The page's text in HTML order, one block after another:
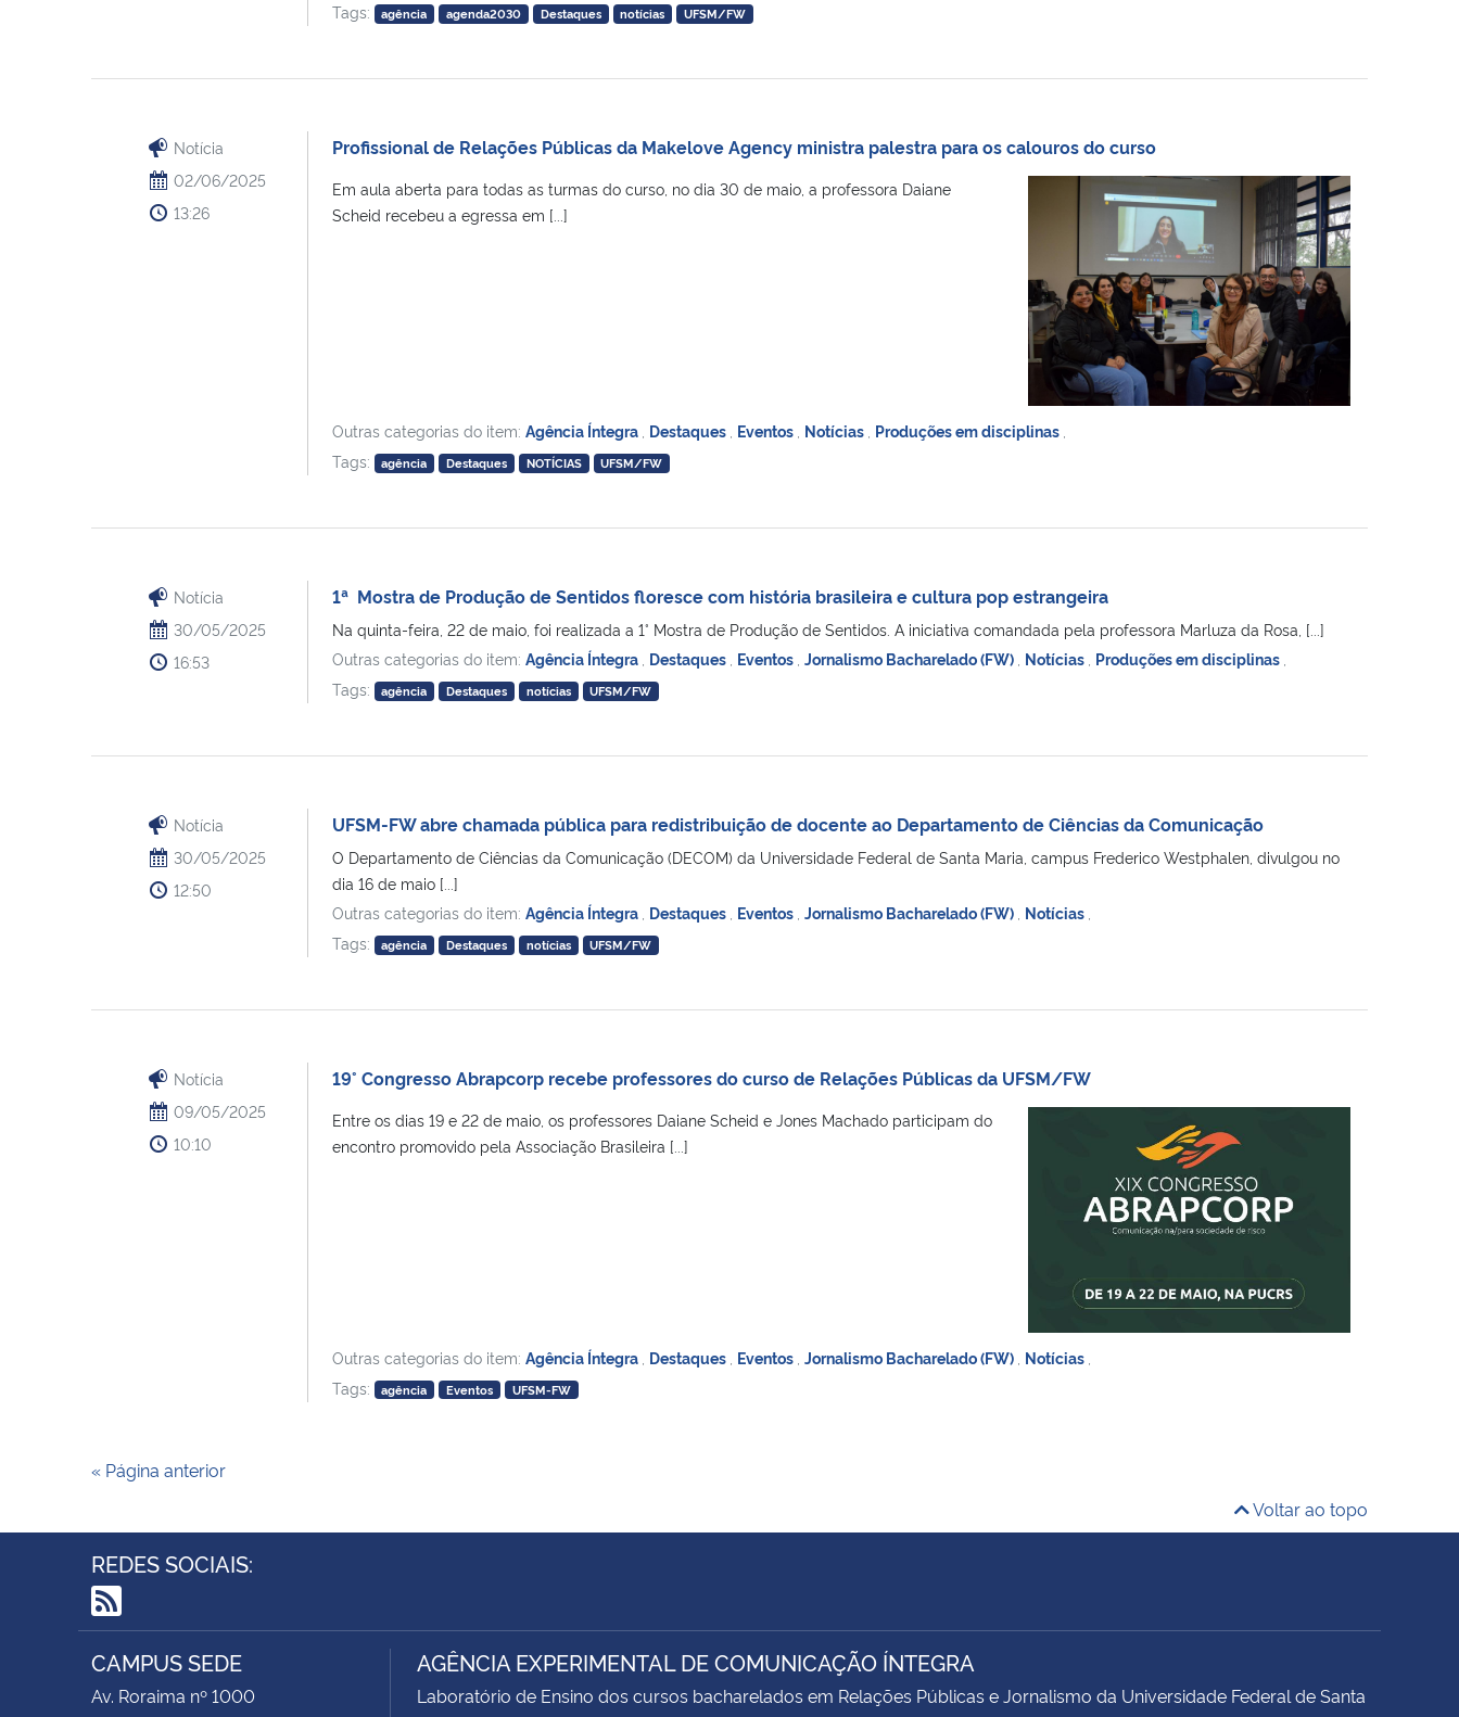
Tags:
agência agenda2030 Destaques notícias UFSM/FW
Notícia
02/06/2025
13:26
Profissional de Relações Públicas da Makelove Agency ministra palestra para os calouros do curso
Em aula aberta para todas as turmas do curso, no dia 30 de maio, a professora Daiane
Scheid recebeu a egressa em [...]
Outras categorias do item: Agência Íntegra Destaques Eventos Notícias Produções em disciplinas
Tags:
agência Destaques NOTÍCIAS UFSM/FW
Notícia
30/05/2025
16:53
1ª Mostra de Produção de Sentidos floresce com história brasileira e cultura pop estrangeira
Na quinta-feira, 22 de maio, foi realizada a 1° Mostra de Produção de Sentidos. A iniciativa comandada pela professora Marluza da Rosa, [...]
Outras categorias do item: Agência Íntegra Destaques Eventos Jornalismo Bacharelado (FW) Notícias Produções em disciplinas
Tags:
agência Destaques notícias UFSM/FW
Notícia
30/05/2025
12:50
UFSM-FW abre chamada pública para redistribuição de docente ao Departamento de Ciências da Comunicação
O Departamento de Ciências da Comunicação (DECOM) da Universidade Federal de Santa Maria, campus Frederico Westphalen, divulgou no
dia 16 de maio [...]
Outras categorias do item: Agência Íntegra Destaques Eventos Jornalismo Bacharelado (FW) Notícias
Tags:
agência Destaques notícias UFSM/FW
Notícia
09/05/2025
10:10
19° Congresso Abrapcorp recebe professores do curso de Relações Públicas da UFSM/FW
Entre os dias 19 e 22 de maio, os professores Daiane Scheid e Jones Machado participam do
encontro promovido pela Associação Brasileira [...]
Outras categorias do item: Agência Íntegra Destaques Eventos Jornalismo Bacharelado (FW) Notícias
Tags:
agência Eventos UFSM-FW
« Página anterior
Voltar ao topo
REDES SOCIAIS:
RSS
CAMPUS SEDE
Av. Roraima nº 1000
AGÊNCIA EXPERIMENTAL DE COMUNICAÇÃO ÍNTEGRA
Laboratório de Ensino dos cursos bacharelados em Relações Públicas e Jornalismo da Universidade Federal de Santa